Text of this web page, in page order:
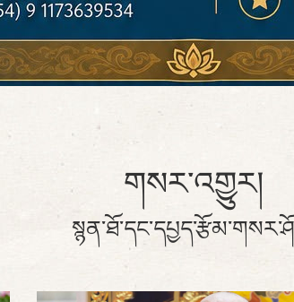
གསར་འགྱུར།